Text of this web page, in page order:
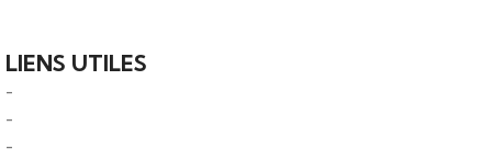
LIENS UTILES
-
-
-